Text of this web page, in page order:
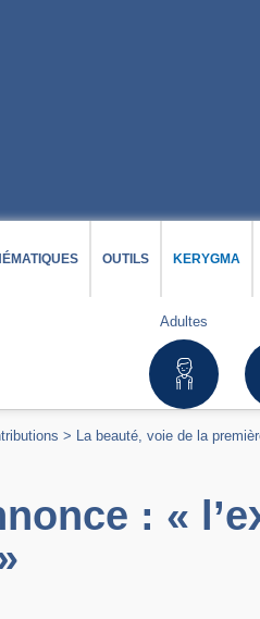
OUTILS KERYGMA
Adultes
> La beauté, voie de la
: «